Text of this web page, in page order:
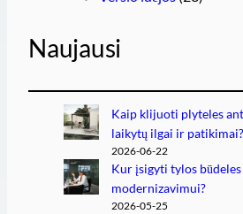
Naujausi
Kaip klijuoti plyteles
laikytų ilgai ir patikimai?
2026-06-22
Kur įsigyti tylos
modernizavimui?
2026-05-25